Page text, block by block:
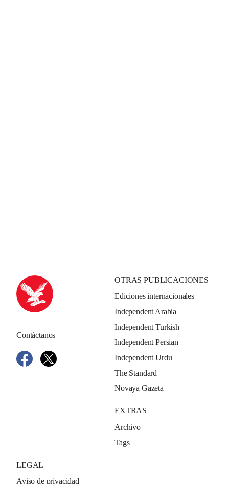
Contáctanos
OTRAS PUBLICACIONES
Ediciones internacionales
Independent Arabia
Independent Turkish
Independent Persian
Independent Urdu
The Standard
Novaya Gazeta
EXTRAS
Archivo
Tags
LEGAL
Aviso de privacidad